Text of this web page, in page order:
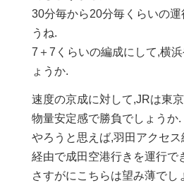
30分毎から20分毎くらいの運
うね.
7＋7くらいの編成にして,横
ょうか.
速度の京成に対して,JRは東
物量安定感で勝負でしょうか.
やろうと思えば,羽田アクセ
経由で成田空港行きを運行で
さすがにこちらは望み薄でし